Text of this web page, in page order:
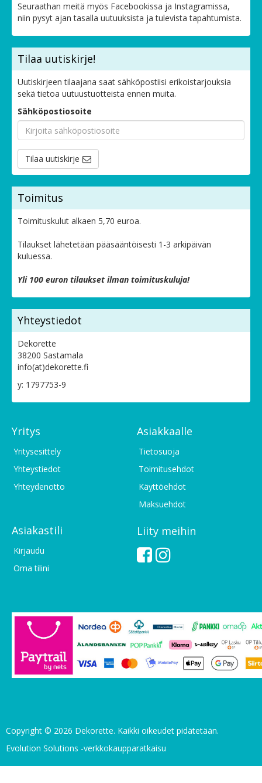
Seuraathan meitä myös Facebookissa ja Instagramissa,
niin pysyt ajan tasalla uutuuksista ja tulevista tapahtumista.
Tilaa uutiskirje!
Uutiskirjeen tilaajana saat sähköpostiisi erikoistarjouksia
sekä tietoa uutuustuotteista ennen muita.
Sähköpostiosoite
Tilaa uutiskirje
Toimitus
Toimituskulut alkaen 5,70 euroa.
Tilaukset lähetetään pääsääntöisesti 1-3 arkipäivän
kuluessa.
Yli 100 euron tilaukset ilman toimituskuluja!
Yhteystiedot
Dekorette
38200 Sastamala
info(at)dekorette.fi
y: 1797753-9
Yritys
Yritysesittely
Yhteystiedot
Yhteydenotto
Asiakkaalle
Tietosuoja
Toimitusehdot
Käyttöehdot
Maksuehdot
Asiakastili
Kirjaudu
Oma tilini
Liity meihin
Copyright © 2026 Dekorette. Kaikki oikeudet pidätetään.
Evolution Solutions -verkkokaupparatkaisu